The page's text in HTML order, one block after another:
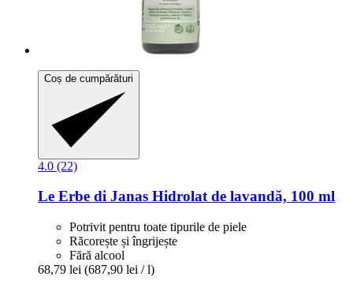
Coș de cumpărături
4.0 (22)
Le Erbe di Janas Hidrolat de lavandă, 100 ml
Potrivit pentru toate tipurile de piele
Răcorește și îngrijește
Fără alcool
68,79 lei (687,90 lei / l)